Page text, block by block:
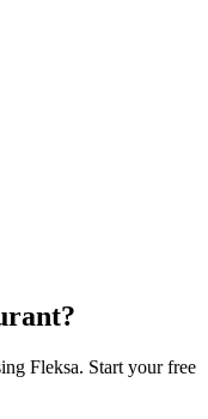
Fleksa. Start your free